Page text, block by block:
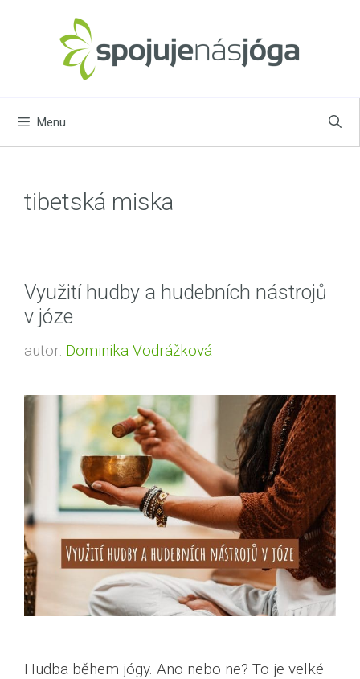
Menu
tibetská miska
Využití hudby a hudebních nástrojů
v józe
autor: Dominika Vodrážková
Hudba během jógy. Ano nebo ne? To je velké